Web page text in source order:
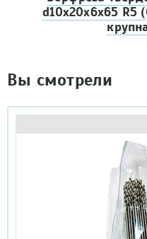
d10х20х6х65 R5
Вы смотрели